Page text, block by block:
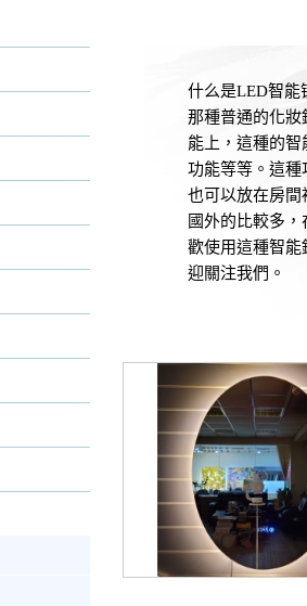
什么是LED智能
那種普通的化妝
能上，這種的
功能等等。這種
也可以放在房間
國外的比較多
歡使用這種智能
迎關注我們。